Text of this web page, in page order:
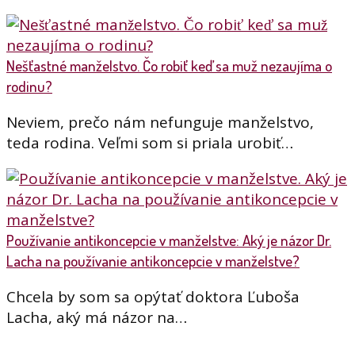
Nešťastné manželstvo. Čo robiť keď sa muž nezaujíma o
rodinu?
Neviem, prečo nám nefunguje manželstvo,
teda rodina. Veľmi som si priala urobiť…
Používanie antikoncepcie v manželstve: Aký je názor Dr.
Lacha na používanie antikoncepcie v manželstve?
Chcela by som sa opýtať doktora Ľuboša
Lacha, aký má názor na…